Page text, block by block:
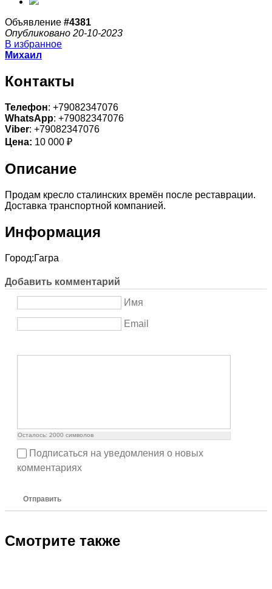
Объявление #4381
Опубликовано 20-10-2023
В избранное
Михаил
Контакты
Телефон: +79082347076
WhatsApp: +79082347076
Viber: +79082347076
Цена: 10 000 ₽
Описание
Продам кресло сталинских времён после реставрации.
Доставка транспортной компанией.
Информация
Город:Гагра
Добавить комментарий
Имя
Email
Осталось: 2000 символов
Подписаться на уведомления о новых
комментариях
Отправить
Смотрите также